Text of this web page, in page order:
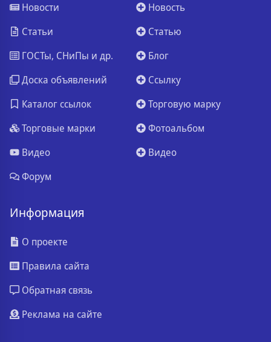
Новости
Статьи
ГОСТы, СНиПы и др.
Доска объявлений
Каталог ссылок
Торговые марки
Видео
Форум
Новость
Статью
Блог
Ссылку
Торговую марку
Фотоальбом
Видео
Информация
О проекте
Правила сайта
Обратная связь
Реклама на сайте